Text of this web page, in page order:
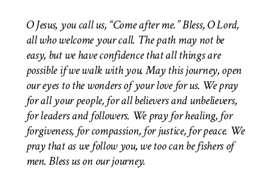
O Jesus, you call us, “Come after me.” Bless, O Lord,
all who welcome your call. The path may not be
easy, but we have confidence that all things are
possible if we walk with you. May this journey, open
our eyes to the wonders of your love for us. We pray
for all your people, for all believers and unbelievers,
for leaders and followers. We pray for healing, for
forgiveness, for compassion, for justice, for peace. We
pray that as we follow you, we too can be fishers of
men.Bless us on our journey.